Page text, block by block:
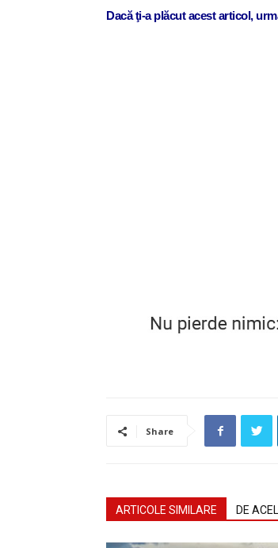
Dacă ţi-a plăcut acest articol,
Share
ARTICOLE SIMILARE DE